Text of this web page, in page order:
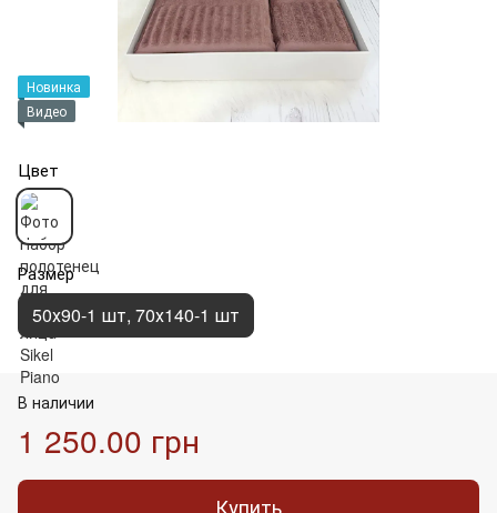
Новинка
Видео
Цвет
Размер
50х90-1 шт, 70х140-1 шт
В наличии
1 250.00 грн
Купить